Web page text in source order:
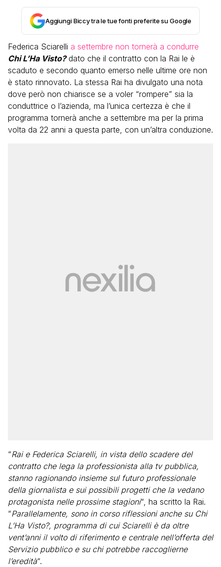
Aggiungi Biccy tra le tue fonti preferite su Google
Federica Sciarelli a settembre non tornerà a condurre
Chi L’Ha Visto?dato che il contratto con la Rai le è
scaduto e secondo quanto emerso nelle ultime ore non
è stato rinnovato. La stessa Rai ha divulgato una nota
dove però non chiarisce se a voler “rompere” sia la
conduttrice o l’azienda, ma l’unica certezza è che il
programma tornerà anche a settembre ma per la prima
volta da 22 anni a questa parte, con un’altra conduzione.
“Rai e Federica Sciarelli, in vista dello scadere del
contratto che lega la professionista alla tv pubblica,
stanno ragionando insieme sul futuro professionale
della giornalista e sui possibili progetti che la vedano
protagonista nelle prossime stagioni“, ha scritto la Rai.
“Parallelamente, sono in corso riflessioni anche su Chi
L’Ha Visto?, programma di cui Sciarelli è da oltre
vent’anni il volto di riferimento e centrale nell’offerta del
Servizio pubblico e su chi potrebbe raccoglierne
l’eredità“.